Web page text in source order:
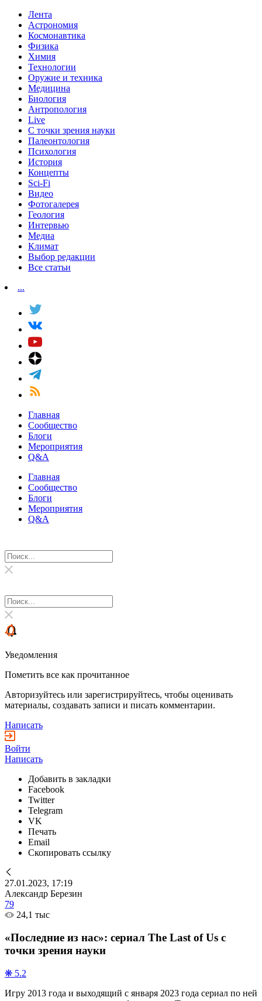
Лента
Астрономия
Космонавтика
Физика
Химия
Технологии
Оружие и техника
Медицина
Биология
Антропология
Live
С точки зрения науки
Палеонтология
Психология
История
Концепты
Sci-Fi
Видео
Фотогалерея
Геология
Интервью
Медиа
Климат
Выбор редакции
Все статьи
...
Главная
Сообщество
Блоги
Мероприятия
Q&A
Главная
Сообщество
Блоги
Мероприятия
Q&A
Уведомления
Пометить все как прочитанное
Авторизуйтесь или зарегистрируйтесь, чтобы оценивать
материалы, создавать записи и писать комментарии.
Написать
Войти
Написать
Добавить в закладки
Facebook
Twitter
Telegram
VK
Печать
Email
Скопировать ссылку
27.01.2023, 17:19
Александр Березин
79
24,1 тыс
«Последние из нас»: сериал The Last of Us с
точки зрения науки
❋ 5.2
Игру 2013 года и выходящий с января 2023 года сериал по ней